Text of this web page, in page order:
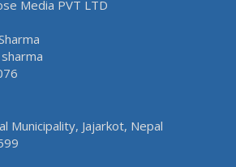
Media PVT LTD
Municipality, Jajarkot, Nepal